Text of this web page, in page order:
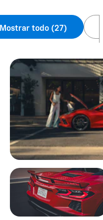
Mostrar todo (27)